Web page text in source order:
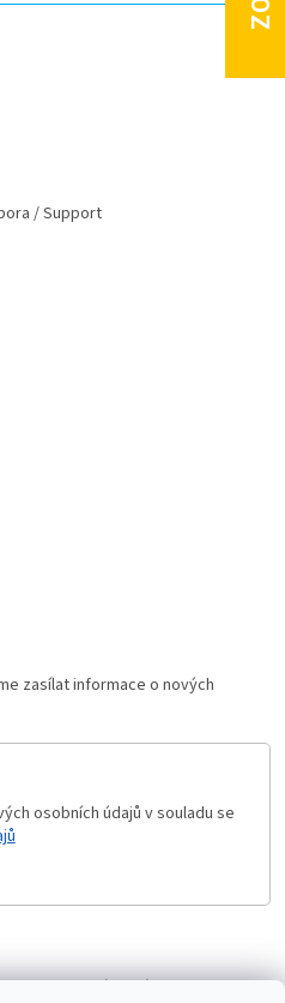
/ Support
zasílat informace o nových
osobních údajů v souladu se
- hodnocení Solárne panely.sk